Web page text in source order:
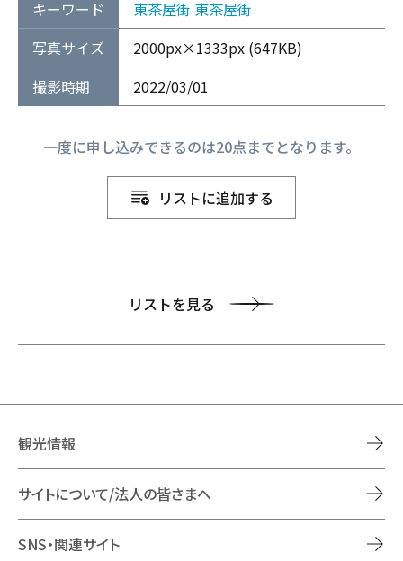
キーワード
東茶屋街 東茶屋街
写真サイズ
2000px×1333px (647KB)
撮影時期
2022/03/01
一度に申し込みできるのは20点までとなります。
リストに追加する
リストを見る
観光情報
サイトについて/法人の皆さまへ
SNS・関連サイト